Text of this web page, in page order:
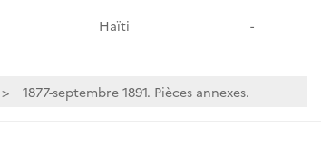
Haïti -
1877-septembre 1891. Pièces annexes.